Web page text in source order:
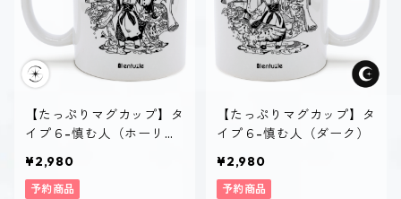
【たっぷりマグカップ】タ
イプ６-慎む人（ホーリ
¥2,980
予約商品
【たっぷりマグカップ】タ
イプ６-慎む人（ダーク）
¥2,980
予約商品